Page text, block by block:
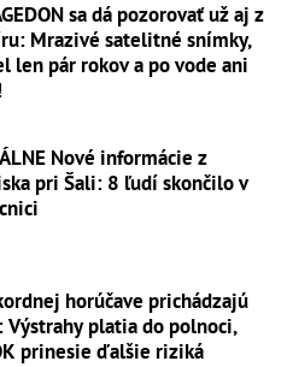
sa dá pozorovať už aj z
Mrazivé satelitné snímky,
len pár rokov a po vode ani
Nové informácie z
pri Šali: 8 ľudí skončilo v
horúčave prichádzajú
Výstrahy platia do polnoci,
prinesie ďalšie riziká